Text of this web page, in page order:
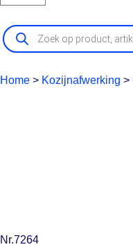
Home > Kozijnafwerking >
Nr.7264